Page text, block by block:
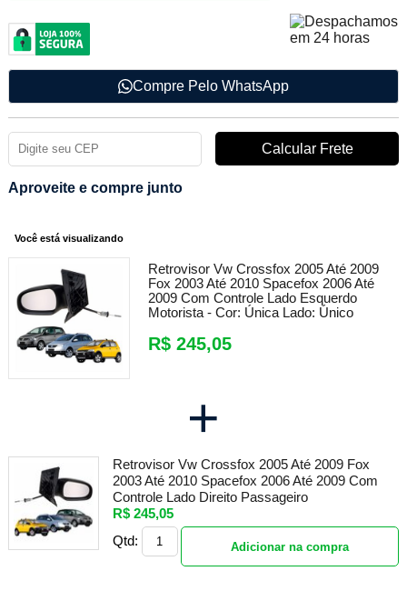
Compre Pelo WhatsApp
Aproveite e compre junto
Você está visualizando
Retrovisor Vw Crossfox 2005 Até 2009
Fox 2003 Até 2010 Spacefox 2006 Até
2009 Com Controle Lado Esquerdo
Motorista - Cor: Única Lado: Único
R$ 245,05
+
Retrovisor Vw Crossfox 2005 Até 2009 Fox
2003 Até 2010 Spacefox 2006 Até 2009 Com
Controle Lado Direito Passageiro
R$ 245,05
Qtd:
Adicionar na compra